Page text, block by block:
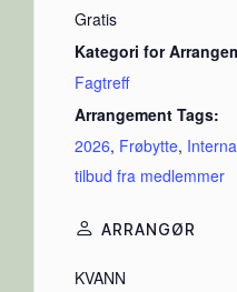
Gratis
Kategori for
Fagtreff
Arrangement Tags:
2026, Frøbytte,
tilbud fra medlemmer
ARRANGØR
KVANN